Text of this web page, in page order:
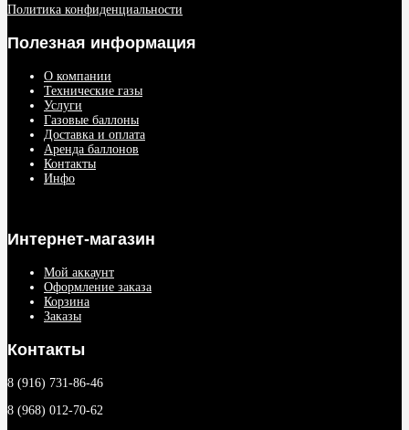
Политика конфиденциальности
Полезная информация
О компании
Технические газы
Услуги
Газовые баллоны
Доставка и оплата
Аренда баллонов
Контакты
Инфо
Интернет-магазин
Мой аккаунт
Оформление заказа
Корзина
Заказы
Контакты
8 (916) 731-86-46
8 (968) 012-70-62